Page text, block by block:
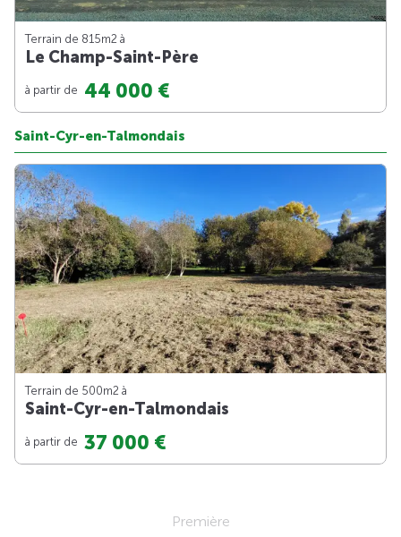
Terrain de 815m2 à
Le Champ-Saint-Père
à partir de 44 000 €
Saint-Cyr-en-Talmondais
Terrain de 500m2 à
Saint-Cyr-en-Talmondais
à partir de 37 000 €
Première